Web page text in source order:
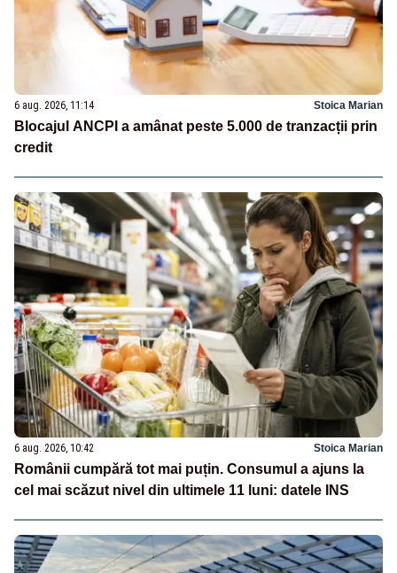
6 aug. 2026, 11:14 Stoica Marian
Blocajul ANCPI a amânat peste 5.000 de tranzacții prin
credit
6 aug. 2026, 10:42 Stoica Marian
Românii cumpără tot mai puțin. Consumul a ajuns la
cel mai scăzut nivel din ultimele 11 luni: datele INS